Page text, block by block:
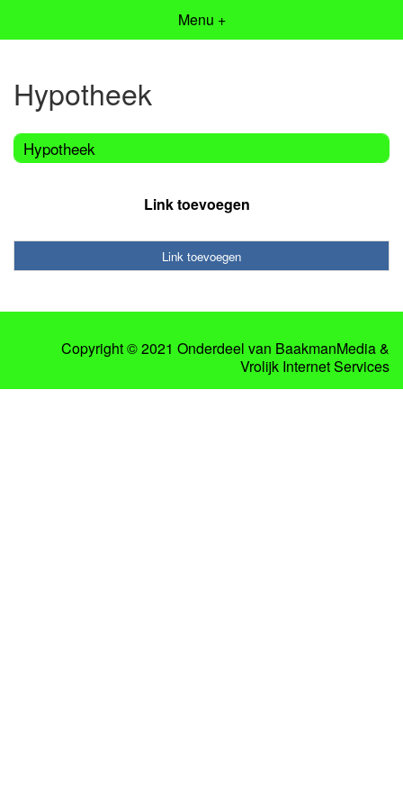
Menu +
Hypotheek
Hypotheek
Link toevoegen
Link toevoegen
Copyright © 2021 Onderdeel van BaakmanMedia&
Vrolijk Internet Services